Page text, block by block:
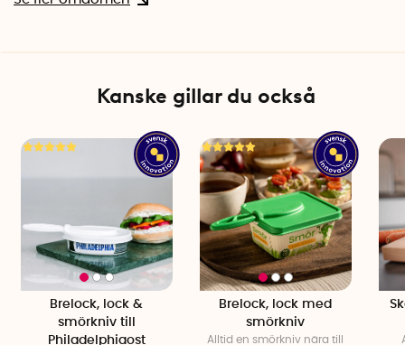
Kanske gillar du också
Brelock, lock &
smörkniv till
Philadelphiaost
Brelock, lock med
smörkniv
Alltid en smörkniv nära till